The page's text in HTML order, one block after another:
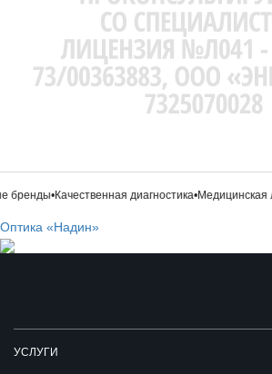
•Качественная диагностика•Медицинская
Оптика «Надин»
УСЛУГИ